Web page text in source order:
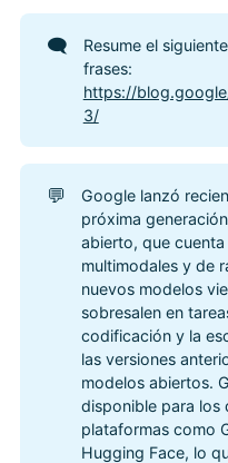
🗨️
Resume el
frases:
https://
3/
💬
Google lanzó
próxima
abierto, que
multimodales y de
nuevos modelos
sobresalen en
codificación y la
las versiones
modelos abiertos.
disponible para los
plataformas como
Hugging Face, lo